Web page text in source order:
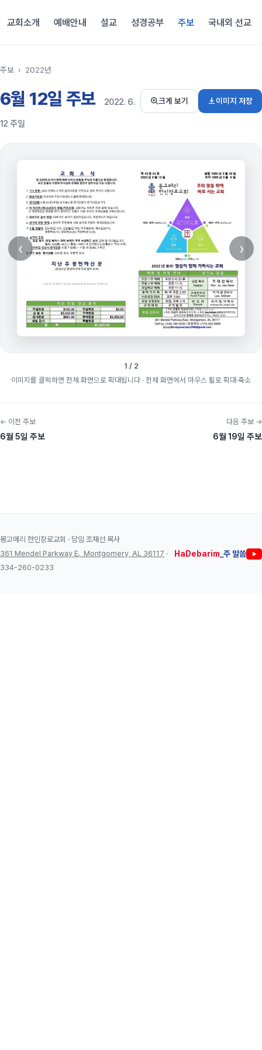
교회소개 예배안내 설교 성경공부 주보 국내외 선교
주보 › 2022년
6월 12일 주보 2022. 6.
12 주일
크게 보기 이미지 저장
‹ ›
1 / 2
이미지를 클릭하면 전체 화면으로 확대됩니다 · 전체 화면에서 마우스 휠로 확대·축소
← 이전 주보
6월 5일 주보
다음 주보 →
6월 19일 주보
몽고메리 한인장로교회 · 담임 조재선 목사
361 Mendel Parkway E., Montgomery, AL 36117 ·
334-260-0233
HaDebarim _주 말씀